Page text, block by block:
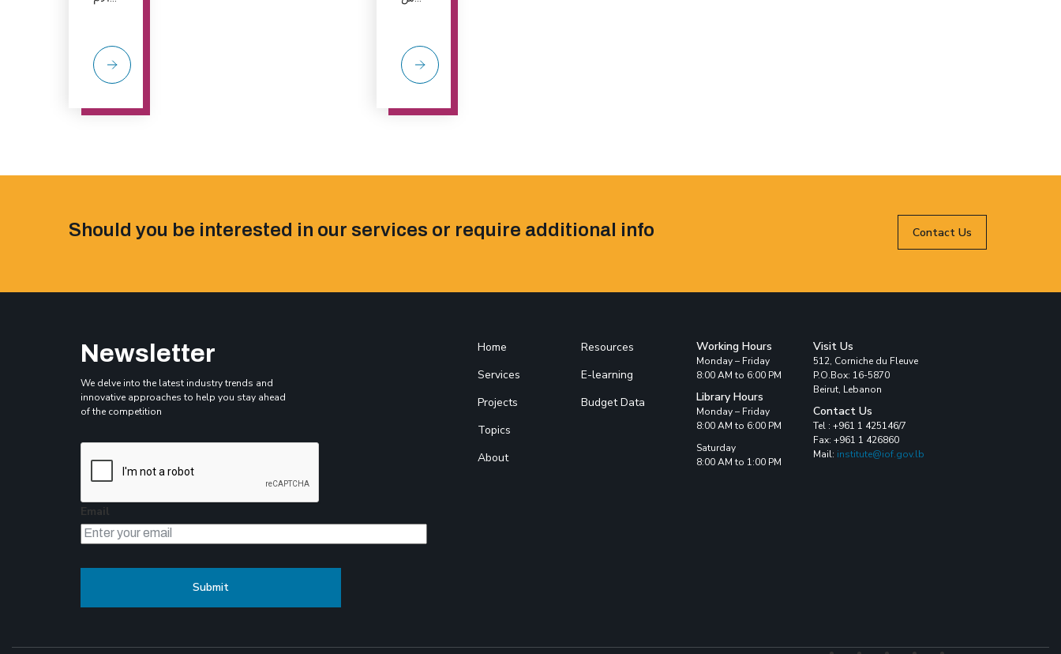
Should you be interested in our services or require additional info Contact Us
Newsletter
We delve into the latest industry trends and
innovative approaches to help you stay ahead
of the competition
Email
Home
Services
Projects
Topics
About
Resources
E-learning
Budget Data
Working Hours
Monday – Friday
8:00 AM to 6:00 PM
Library Hours
Monday – Friday
8:00 AM to 6:00 PM
Saturday
8:00 AM to 1:00 PM
Visit Us
512, Corniche du Fleuve
P.O.Box: 16-5870
Beirut, Lebanon
Contact Us
Tel : +961 1 425146/7
Fax: +961 1 426860
Mail: institute@iof.gov.lb